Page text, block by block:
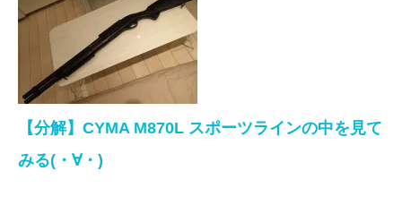
【分解】CYMA M870L スポーツラインの中を見て
みる(・∀・)